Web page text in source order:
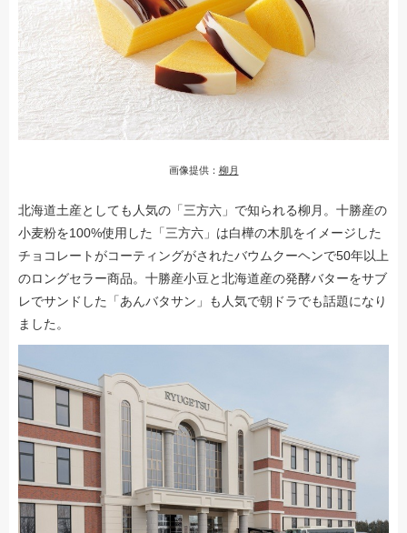
画像提供： 柳月
北海道土産としても人気の「三方六」で知られる柳月。十勝産の
小麦粉を100%使用した「三方六」は白樺の木肌をイメージした
チョコレートがコーティングがされたバウムクーヘンで50年以上
のロングセラー商品。十勝産小豆と北海道産の発酵バターをサブ
レでサンドした「あんバタサン」も人気で朝ドラでも話題になり
ました。